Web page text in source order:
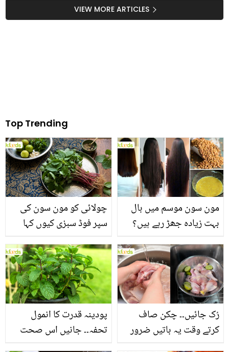
جانیں وہ اہم ہدایت جو
موسمِ گرما میں ہیٹ
گھرانے کے بچے نے کیسے
نئی مثال قائم کر دی
VIEW MORE ARTICLES
Top Trending
چولائی کو مون سون کی
سپر فوڈ سبزی کیوں کہا
منرلز اور اینٹی آکسیڈنٹس
سے بھرپور اس سبزی کے
فائدے
مون سون موسم میں بال
بہت زیادہ جھڑ رہے ہیں؟
بنانے کے چند قدرتی طریقے
پودینہ قدرت کا انمول
تحفہ۔۔ جانیں اس صحت
رُک جائیں۔۔ چکن صاف
کرتے وقت یہ باتیں ضرور